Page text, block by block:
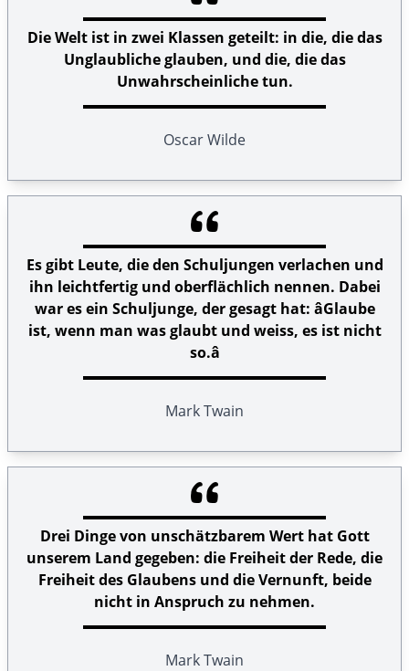
Die Welt ist in zwei Klassen geteilt: in die, die das
Unglaubliche glauben, und die, die das
Unwahrscheinliche tun.
Oscar Wilde
Es gibt Leute, die den Schuljungen verlachen und
ihn leichtfertig und oberflächlich nennen. Dabei
war es ein Schuljunge, der gesagt hat: âGlaube
ist, wenn man was glaubt und weiss, es ist nicht
so.â
Mark Twain
Drei Dinge von unschätzbarem Wert hat Gott
unserem Land gegeben: die Freiheit der Rede, die
Freiheit des Glaubens und die Vernunft, beide
nicht in Anspruch zu nehmen.
Mark Twain